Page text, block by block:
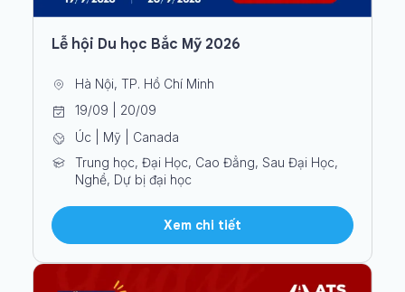
Lễ hội Du học Bắc Mỹ 2026
Hà Nội, TP. Hồ Chí Minh
19/09 | 20/09
Úc | Mỹ | Canada
Trung học, Đại Học, Cao Đẳng, Sau Đại Học,
Nghề, Dự bị đại học
Xem chi tiết